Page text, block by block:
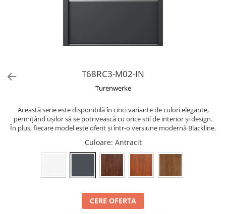
T68RC3-M02-IN
Turenwerke
Această serie este disponibilă în cinci variante de culori elegante,
permițând ușilor să se potrivească cu orice stil de interior și design.
În plus, fiecare model este oferit și într-o versiune modernă Blackline.
Culoare: Antracit
CERE OFERTA